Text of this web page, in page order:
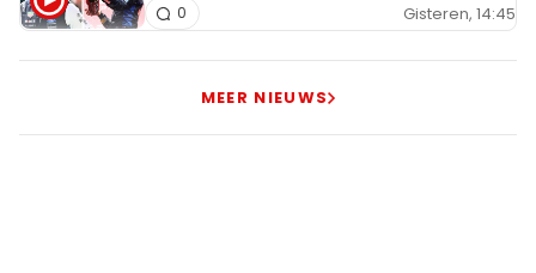
Gisteren, 14:45
0
MEER NIEUWS